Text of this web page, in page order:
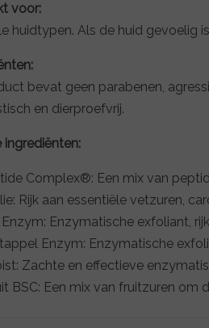
voor:
huidtypen. Als de huid gevoelig
bevat geen parabenen,
en dierproefvrij.
ingrediënten:
Complex®: Een mix van
Rijk aan essentiële vetzuren,
Enzymatische exfoliant,
Enzym: Enzymatische
Zachte en effectieve
BSC: Een mix van fruitzuren